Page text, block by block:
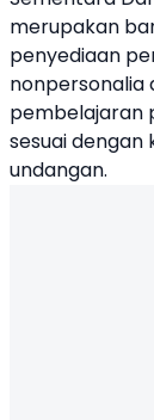
merupakan
penyediaan
nonpersonalia
pembelajaran
sesuai
undangan.